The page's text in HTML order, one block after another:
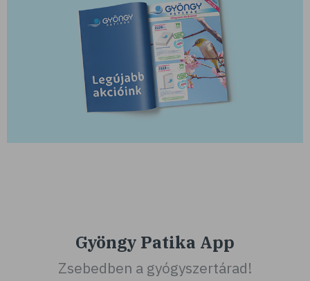
Gyöngy Patika App
Zsebedben a gyógyszertárad!